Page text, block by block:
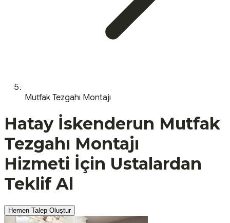
Mutfak Tezgahı Montajı
Hatay İskenderun Mutfak
Tezgahı Montajı
Hizmeti İçin Ustalardan
Teklif Al
Hemen Talep Oluştur